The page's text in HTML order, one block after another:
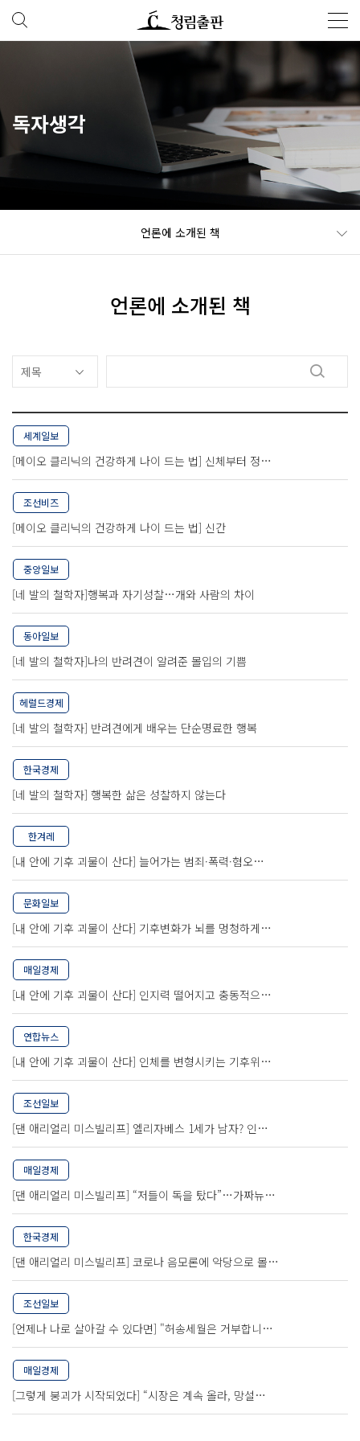
독자생각
언론에 소개된 책
언론에 소개된 책
세계일보
[메이오 클리닉의 건강하게 나이 드는 법] 신체부터 정…
조선비즈
[메이오 클리닉의 건강하게 나이 드는 법] 신간
중앙일보
[네 발의 철학자]행복과 자기성찰…개와 사람의 차이
동아일보
[네 발의 철학자]나의 반려견이 알려준 몰입의 기쁨
헤럴드경제
[네 발의 철학자] 반려견에게 배우는 단순명료한 행복
한국경제
[네 발의 철학자] 행복한 삶은 성찰하지 않는다
한겨레
[내 안에 기후 괴물이 산다] 늘어가는 범죄·폭력·혐오…
문화일보
[내 안에 기후 괴물이 산다] 기후변화가 뇌를 멍청하게…
매일경제
[내 안에 기후 괴물이 산다] 인지력 떨어지고 충동적으…
연합뉴스
[내 안에 기후 괴물이 산다] 인체를 변형시키는 기후위…
조선일보
[댄 애리얼리 미스빌리프] 엘리자베스 1세가 남자? 인…
매일경제
[댄 애리얼리 미스빌리프] “저들이 독을 탔다”…가짜뉴…
한국경제
[댄 애리얼리 미스빌리프] 코로나 음모론에 악당으로 몰…
조선일보
[언제나 나로 살아갈 수 있다면] "허송세월은 거부합니…
매일경제
[그렇게 붕괴가 시작되었다] “시장은 계속 올라, 망설…